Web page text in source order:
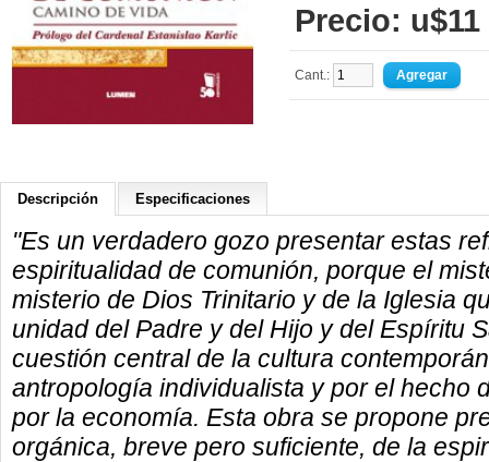
Precio: u$11
Cant.:
Descripción Especificaciones
"Es un verdadero gozo presentar estas
espiritualidad de comunión, porque el
misterio de Dios Trinitario y de la Iglesia
unidad del Padre y del Hijo y del Espíritu
cuestión central de la cultura
antropología individualista y por el hecho
por la economía. Esta obra se propone
orgánica, breve pero suficiente, de la